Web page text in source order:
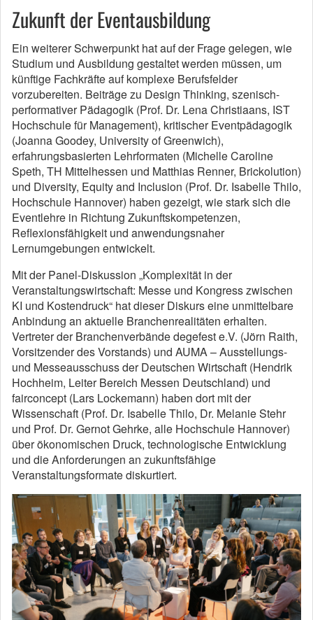
Zukunft der Eventausbildung
Ein weiterer Schwerpunkt hat auf der Frage gelegen, wie
Studium und Ausbildung gestaltet werden müssen, um
künftige Fachkräfte auf komplexe Berufsfelder
vorzubereiten. Beiträge zu Design Thinking, szenisch-
performativer Pädagogik (Prof. Dr. Lena Christiaans, IST
Hochschule für Management), kritischer Eventpädagogik
(Joanna Goodey, University of Greenwich),
erfahrungsbasierten Lehrformaten (Michelle Caroline
Speth, TH Mittelhessen und Matthias Renner, Brickolution)
und Diversity, Equity and Inclusion (Prof. Dr. Isabelle Thilo,
Hochschule Hannover) haben gezeigt, wie stark sich die
Eventlehre in Richtung Zukunftskompetenzen,
Reflexionsfähigkeit und anwendungsnaher
Lernumgebungen entwickelt.
Mit der Panel-Diskussion „Komplexität in der
Veranstaltungswirtschaft: Messe und Kongress zwischen
KI und Kostendruck“ hat dieser Diskurs eine unmittelbare
Anbindung an aktuelle Branchenrealitäten erhalten.
Vertreter der Branchenverbände degefest e.V. (Jörn Raith,
Vorsitzender des Vorstands) und AUMA – Ausstellungs-
und Messeausschuss der Deutschen Wirtschaft (Hendrik
Hochheim, Leiter Bereich Messen Deutschland) und
fairconcept (Lars Lockemann) haben dort mit der
Wissenschaft (Prof. Dr. Isabelle Thilo, Dr. Melanie Stehr
und Prof. Dr. Gernot Gehrke, alle Hochschule Hannover)
über ökonomischen Druck, technologische Entwicklung
und die Anforderungen an zukunftsfähige
Veranstaltungsformate diskurtiert.